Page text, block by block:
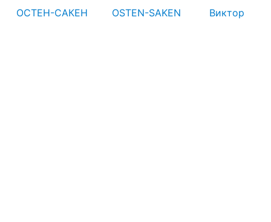
ОСТЕН-САКЕН OSTEN-SAKEN Виктор